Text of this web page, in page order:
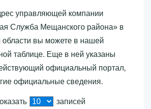
управляющей компании
Служба Мещанского района»‎ в
области вы можете в нашей
таблице. Еще в ней указаны
официальный портал,
официальные сведения.
записей